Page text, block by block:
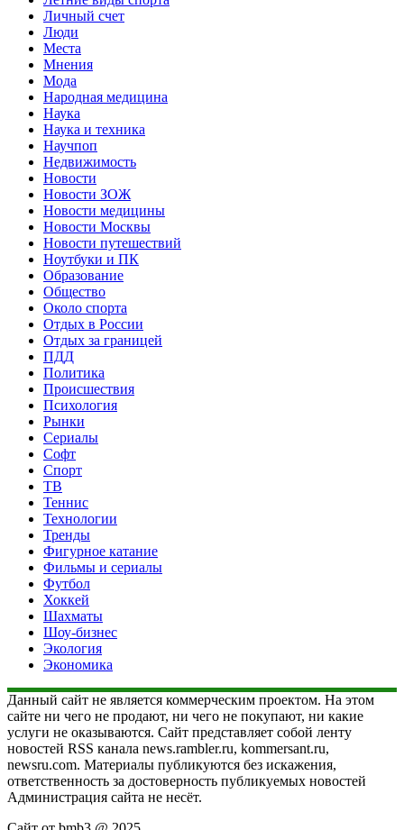
Личный счет
Люди
Места
Мнения
Мода
Народная медицина
Наука
Наука и техника
Научпоп
Недвижимость
Новости
Новости ЗОЖ
Новости медицины
Новости Москвы
Новости путешествий
Ноутбуки и ПК
Образование
Общество
Около спорта
Отдых в России
Отдых за границей
ПДД
Политика
Происшествия
Психология
Рынки
Сериалы
Софт
Спорт
ТВ
Теннис
Технологии
Тренды
Фигурное катание
Фильмы и сериалы
Футбол
Хоккей
Шахматы
Шоу-бизнес
Экология
Экономика
Данный сайт не является коммерческим проектом. На этом
сайте ни чего не продают, ни чего не покупают, ни какие
услуги не оказываются. Сайт представляет собой ленту
новостей RSS канала news.rambler.ru, kommersant.ru,
newsru.com. Материалы публикуются без искажения,
ответственность за достоверность публикуемых новостей
Администрация сайта не несёт.